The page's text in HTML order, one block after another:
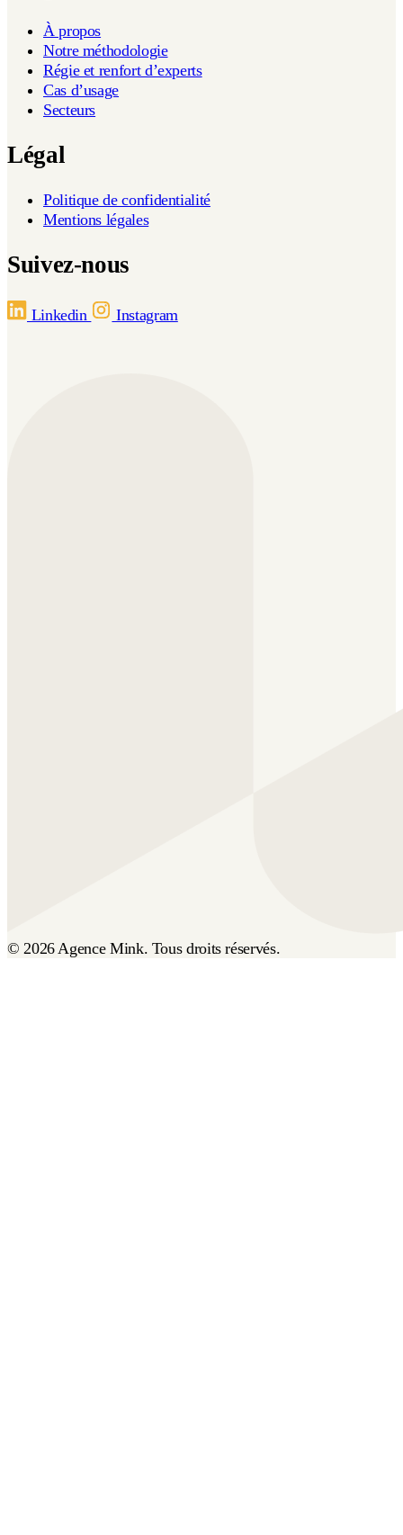
À propos
Notre méthodologie
Régie et renfort d’experts
Cas d’usage
Secteurs
Légal
Politique de confidentialité
Mentions légales
Suivez-nous
Linkedin Instagram
© 2026 Agence Mink. Tous droits réservés.